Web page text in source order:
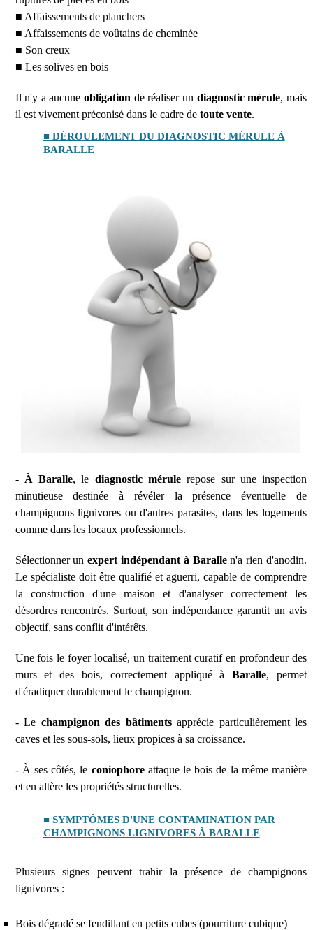
■ Affaissements de planchers
■ Affaissements de voûtains de cheminée
■ Son creux
■ Les solives en bois
Il n'y a aucuneobligation de réaliser un diagnostic mérule, mais
il est vivement préconisé dans le cadre de toute vente.
■ DÉROULEMENT DU DIAGNOSTIC MÉRULE À
BARALLE
- À Baralle, le diagnostic mérulerepose sur une inspection
minutieuse destinée à révéler la présence éventuelle de
champignons lignivores ou d'autres parasites, dans les logements
comme dans les locaux professionnels.
Sélectionner unexpert indépendant à Barallen'a rien d'anodin.
Le spécialiste doit être qualifié et aguerri, capable de comprendre
la construction d'une maison et d'analyser correctement les
désordres rencontrés. Surtout, son indépendance garantit un avis
objectif, sans conflit d'intérêts.
Une fois le foyer localisé, un traitement curatif en profondeur des
murs et des bois, correctement appliqué àBaralle, permet
d'éradiquer durablement le champignon.
- Le champignon des bâtimentsapprécie particulièrement les
caves et les sous-sols, lieux propices à sa croissance.
- À ses côtés, le coniophoreattaque le bois de la même manière
et en altère les propriétés structurelles.
■ SYMPTÔMES D'UNE CONTAMINATION PAR
CHAMPIGNONS LIGNIVORES À BARALLE
Plusieurs signes peuvent trahir la présence de champignons
lignivores :
Bois dégradé se fendillant en petits cubes (pourriture cubique)